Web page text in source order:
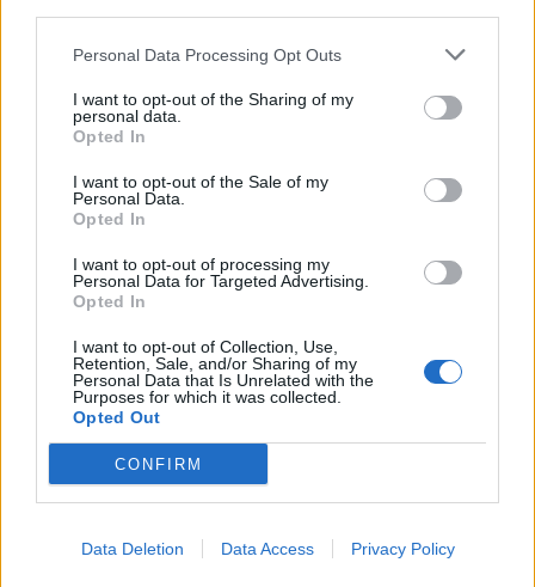
Personal Data Processing Opt Outs
I want to opt-out of the Sharing of my
personal data.
Opted In
I want to opt-out of the Sale of my
Personal Data.
Opted In
I want to opt-out of processing my
Personal Data for Targeted Advertising.
Opted In
I want to opt-out of Collection, Use,
Retention, Sale, and/or Sharing of my
Personal Data that Is Unrelated with the
Purposes for which it was collected.
Opted Out
CONFIRM
Data Deletion Data Access Privacy Policy
ОСЛОБОДИМЕ- Скандалозна
објава на вицепремиерот на
Црна Гора
ТЕМПЕРАТУРАТА ВО СРЕДА ЌЕ
Северна Кореја и Русија градат
ПРЕДУПРЕДЕНИ СЕ: „Бугарија
одлука“
БЕЛ ШТРАЈК НА ГРАНИЦИТЕ:
Вака не било никогаш на
чека и пет часа
Исчезнаа десетмина
алпинисти во лавина во
Непалец
БУГАРИТЕ СО ШОКАНТНО